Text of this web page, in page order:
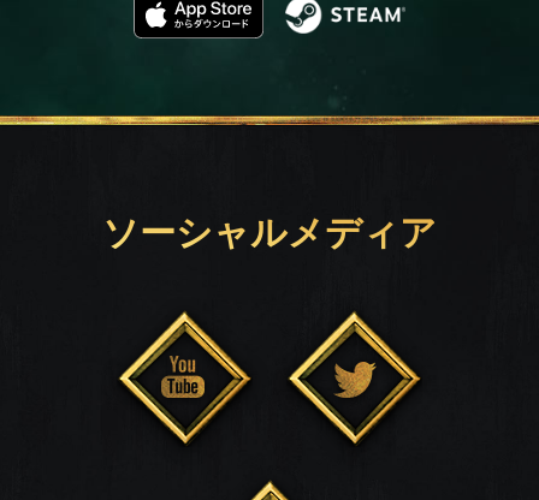
ソーシャルメディア